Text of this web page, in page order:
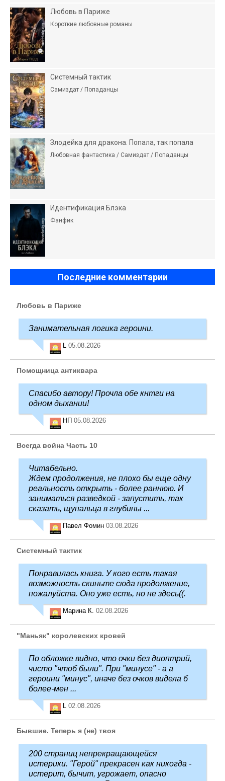
Любовь в Париже
Короткие любовные романы
Системный тактик
Самиздат / Попаданцы
Злодейка для дракона. Попала, так попала
Любовная фантастика / Самиздат / Попаданцы
Идентификация Блэка
Фанфик
Последние комментарии
Любовь в Париже
Занимательная логика героини.
L 05.08.2026
Помощница антиквара
Спасибо автору! Прочла обе кнтги на
одном дыхании!
НП 05.08.2026
Всегда война Часть 10
Читабельно.
Ждем продолжения, не плохо бы еще одну
реальность открыть - более раннюю. И
заниматься разведкой - запустить, так
сказать, щупальца в глубины ...
Павел Фомин 03.08.2026
Системный тактик
Понравилась книга. У кого есть такая
возможность скиньте сюда продолжение,
пожалуйста. Оно уже есть, но не здесь((.
Марина К. 02.08.2026
"Маньяк" королевских кровей
По обложке видно, что очки без диоптрий,
чисто "чтоб были". При "минусе" - а а
героини "минус", иначе без очков видела б
более-мен ...
L 02.08.2026
Бывшие. Теперь я (не) твоя
200 страниц непрекращающейся
истерики. "Герой" прекрасен как никогда -
истерит, бычит, угрожает, опасно